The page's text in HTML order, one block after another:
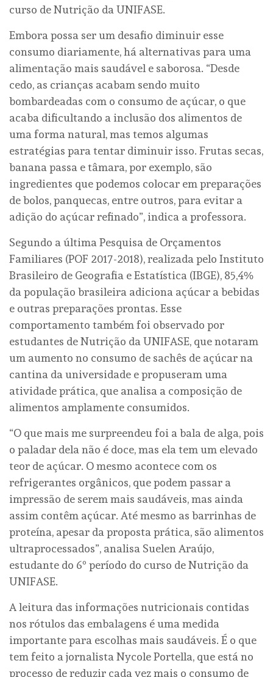
curso de Nutrição da UNIFASE.
Embora possa ser um desafio diminuir esse
consumo diariamente, há alternativas para uma
alimentação mais saudável e saborosa. “Desde
cedo, as crianças acabam sendo muito
bombardeadas com o consumo de açúcar, o que
acaba dificultando a inclusão dos alimentos de
uma forma natural, mas temos algumas
estratégias para tentar diminuir isso. Frutas secas,
banana passa e tâmara, por exemplo, são
ingredientes que podemos colocar em preparações
de bolos, panquecas, entre outros, para evitar a
adição do açúcar refinado”, indica a professora.
Segundo a última Pesquisa de Orçamentos
Familiares (POF 2017-2018), realizada pelo Instituto
Brasileiro de Geografia e Estatística (IBGE), 85,4%
da população brasileira adiciona açúcar a bebidas
e outras preparações prontas. Esse
comportamento também foi observado por
estudantes de Nutrição da UNIFASE, que notaram
um aumento no consumo de sachês de açúcar na
cantina da universidade e propuseram uma
atividade prática, que analisa a composição de
alimentos amplamente consumidos.
“O que mais me surpreendeu foi a bala de alga, pois
o paladar dela não é doce, mas ela tem um elevado
teor de açúcar. O mesmo acontece com os
refrigerantes orgânicos, que podem passar a
impressão de serem mais saudáveis, mas ainda
assim contêm açúcar. Até mesmo as barrinhas de
proteína, apesar da proposta prática, são alimentos
ultraprocessados”, analisa Suelen Araújo,
estudante do 6º período do curso de Nutrição da
UNIFASE.
A leitura das informações nutricionais contidas
nos rótulos das embalagens é uma medida
importante para escolhas mais saudáveis. É o que
tem feito a jornalista Nycole Portella, que está no
processo de reduzir cada vez mais o consumo de